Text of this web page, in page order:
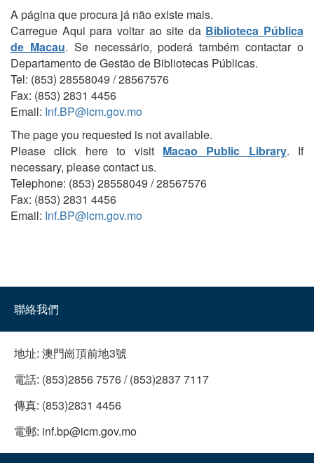
A página que procura já não existe mais.
Carregue Aqui para voltar ao site da Biblioteca Pública
de Macau. Se necessário, poderá também contactar o
Departamento de Gestão de Bibliotecas Públicas.
Tel: (853) 28558049 / 28567576
Fax: (853) 2831 4456
Email: Inf.BP@icm.gov.mo
The page you requested is not available.
Please click here to visit Macao Public Library. If
necessary, please contact us.
Telephone: (853) 28558049 / 28567576
Fax: (853) 2831 4456
Email: Inf.BP@icm.gov.mo
聯絡我們
地址: 澳門崗頂前地3號
電話: (853)2856 7576 / (853)2837 7117
傳真: (853)2831 4456
電郵: inf.bp@icm.gov.mo